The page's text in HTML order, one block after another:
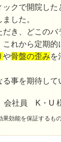
ックで開院した
した。
き、どこのバ
これから定期的
や骨盤の歪みを
事を期待して
社員 K・U
効能を保証するもの